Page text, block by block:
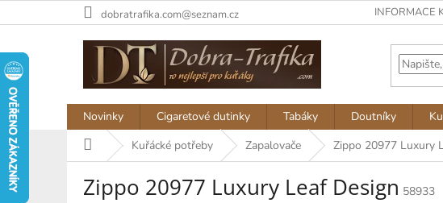
na
dobratrafika.com@seznam.cz INFORMACE
Novinky Cigaretové dutinky Tabáky Doutníky
Domů Kuřácké potřeby Zapalovače Zippo 20977 Luxury
Zippo 20977 Luxury Leaf Design 58933